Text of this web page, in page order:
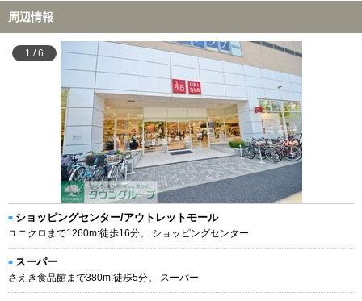
周辺情報
1 /6
ショッピングセンター/アウトレットモール
ユニクロまで1260m:徒歩16分。 ショッピングセンター
スーパー
さえき食品館まで380m:徒歩5分。 スーパー